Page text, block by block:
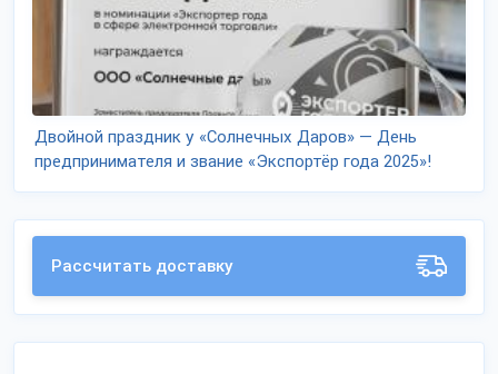
Двойной праздник у «Солнечных Даров» — День
предпринимателя и звание «Экспортёр года 2025»!
Рассчитать доставку